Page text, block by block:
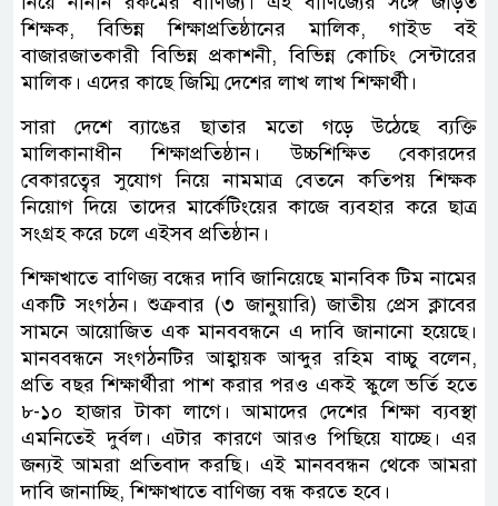
শিক্ষক, বিভিন্ন শিক্ষাপ্রতিষ্ঠানের মালিক, গাইড বই
বাজারজাতকারী বিভিন্ন প্রকাশনী, বিভিন্ন কোচিং সেন্টারের
মালিক। এদের কাছে জিম্মি দেশের লাখ লাখ শিক্ষার্থী।
সারা দেশে ব্যাঙের ছাতার মতো গড়ে উঠেছে ব্যক্তি
মালিকানাধীন শিক্ষাপ্রতিষ্ঠান। উচ্চশিক্ষিত বেকারদের
বেকারত্বের সুযোগ নিয়ে নামমাত্র বেতনে কতিপয় শিক্ষক
নিয়োগ দিয়ে তাদের মার্কেটিংয়ের কাজে ব্যবহার করে ছাত্র
সংগ্রহ করে চলে এইসব প্রতিষ্ঠান।
শিক্ষাখাতে বাণিজ্য বন্ধের দাবি জানিয়েছে মানবিক টিম নামের
একটি সংগঠন। শুক্রবার (৩ জানুয়ারি) জাতীয় প্রেস ক্লাবের
সামনে আয়োজিত এক মানববন্ধনে এ দাবি জানানো হয়েছে।
মানববন্ধনে সংগঠনটির আহ্বায়ক আব্দুর রহিম বাচ্চু বলেন,
প্রতি বছর শিক্ষার্থীরা পাশ করার পরও একই স্কুলে ভর্তি হতে
৮-১০ হাজার টাকা লাগে। আমাদের দেশের শিক্ষা ব্যবস্থা
এমনিতেই দুর্বল। এটার কারণে আরও পিছিয়ে যাচ্ছে। এর
জন্যই আমরা প্রতিবাদ করছি। এই মানববন্ধন থেকে আমরা
দাবি জানাচ্ছি, শিক্ষাখাতে বাণিজ্য বন্ধ করতে হবে।